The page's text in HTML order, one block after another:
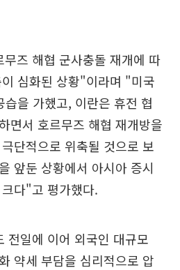
즈 해협 군사충돌 재개에 따
심화된 상황"이라며 "미국
을 가했고, 이란은 휴전 협
면서 호르무즈 해협 재개방을
단적으로 위축될 것으로 보
앞둔 상황에서 아시아 증시
다"고 평가했다.
전일에 이어 외국인 대규모
약세 부담을 심리적으로 압